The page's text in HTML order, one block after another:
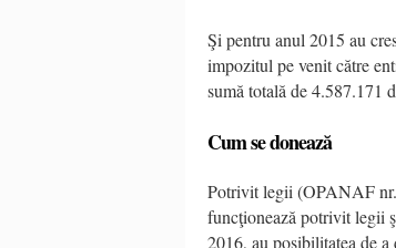
Şi pentru anul 2015 au
impozitul pe venit către
sumă totală de 4.587.171
Cum se donează
Potrivit legii (OPANAF nr.
funcţionează potrivit legii
2016, au posibilitatea de